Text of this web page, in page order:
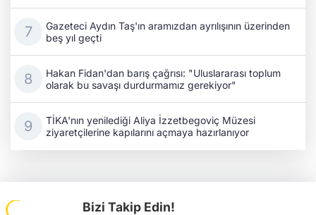
Gazeteci Aydın Taş'ın aramızdan ayrılışının üzerinden
beş yıl geçti
Hakan Fidan'dan barış çağrısı: "Uluslararası toplum
olarak bu savaşı durdurmamız gerekiyor"
TİKA'nın yenilediği Aliya İzzetbegoviç Müzesi
ziyaretçilerine kapılarını açmaya hazırlanıyor
Bizi Takip Edin!